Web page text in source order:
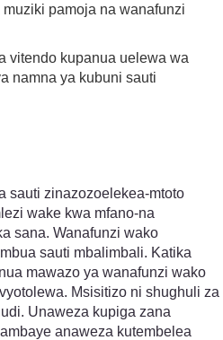
pamoja na wanafunzi
vitendo kupanua uelewa wa
namna ya kubuni sauti
sauti zinazozoelekea-mtoto
wake kwa mfano-na
sana. Wanafunzi wako
sauti mbalimbali. Katika
mawazo ya wanafunzi wako
Msisitizo ni shughuli za
Unaweza kupiga zana
anaweza kutembelea